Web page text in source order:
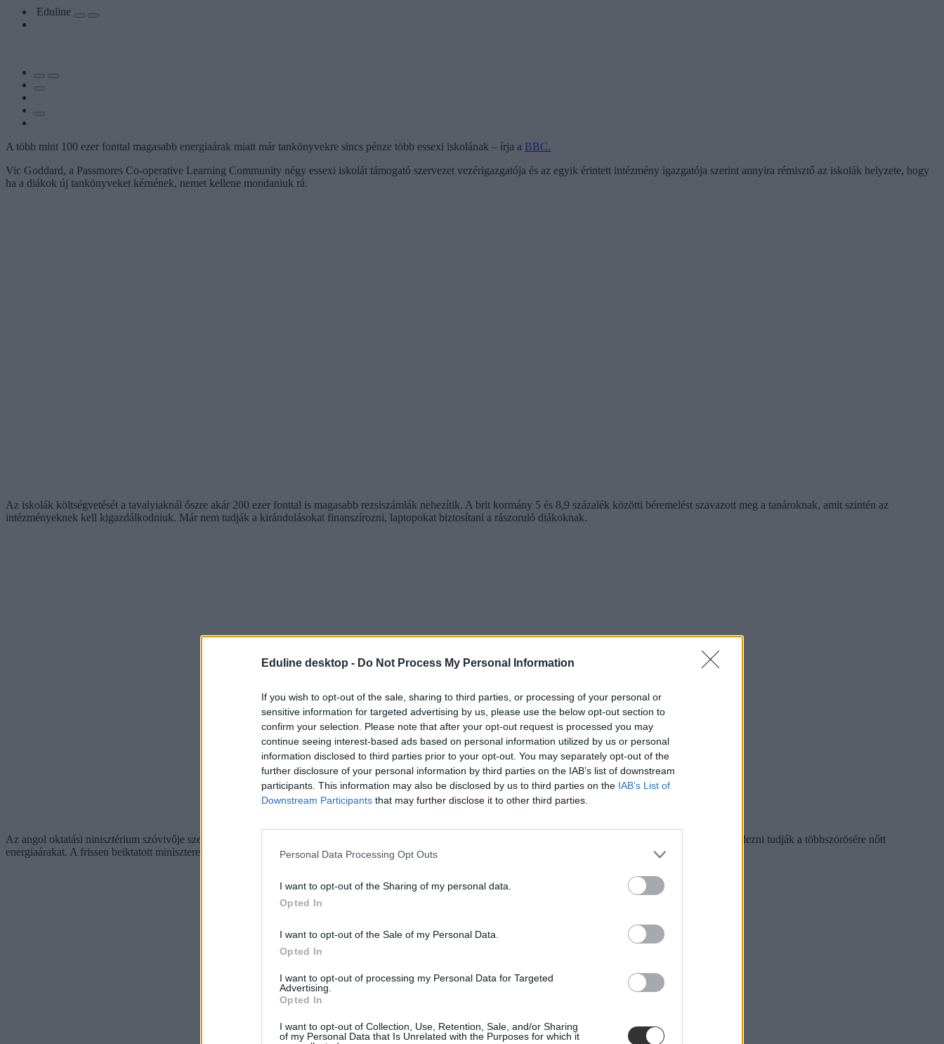
Eduline desktop - Do Not Process My Personal Information
If you wish to opt-out of the sale, sharing to third parties, or processing of your personal or
sensitive information for targeted advertising by us, please use the below opt-out section to
confirm your selection. Please note that after your opt-out request is processed you may
continue seeing interest-based ads based on personal information utilized by us or personal
information disclosed to third parties prior to your opt-out. You may separately opt-out of the
further disclosure of your personal information by third parties on the IAB’s list of downstream
participants. This information may also be disclosed by us to third parties on the IAB’s List of
Downstream Participants that may further disclose it to other third parties.
Personal Data Processing Opt Outs
I want to opt-out of the Sharing of my personal data.
Opted In
I want to opt-out of the Sale of my Personal Data.
Opted In
I want to opt-out of processing my Personal Data for Targeted
Advertising.
Opted In
I want to opt-out of Collection, Use, Retention, Sale, and/or Sharing
of my Personal Data that Is Unrelated with the Purposes for which it
Eduline
A több mint 100 ezer fonttal magasabb energiaárak miatt már tankönyvekre sincs pénze több essexi iskolának – írja a BBC.
Vic Goddard, a Passmores Co-operative Learning Community négy essexi iskolát támogató szervezet vezérigazgatója és az egyik érintett intézmény igazgatója szerint annyira rémisztő az iskolák helyzete, hogy
ha a diákok új tankönyveket kérnének, nemet kellene mondaniuk rá.
Az iskolák költségvetését a tavalyiaknál őszre akár 200 ezer fonttal is magasabb rezsiszámlák nehezítik. A brit kormány 5 és 8,9 százalék közötti béremelést szavazott meg a tanároknak, amit szintén az
intézményeknek kell kigazdálkodniuk. Már nem tudják a kirándulásokat finanszírozni, laptopokat biztosítani a rászoruló diákoknak.
Az angol oktatási ninisztérium szóvivője szerint a következő negyedévben a kormány négymilliárd fonttal tervezi növelni az iskolák támogatását, főként azért, hogy fedezni tudják a többszörösére nőtt
energiaárakat. A frissen beiktatott miniszterelnök, Lizz Truss azonban még nem közölte a válságkezelési tervezetét.